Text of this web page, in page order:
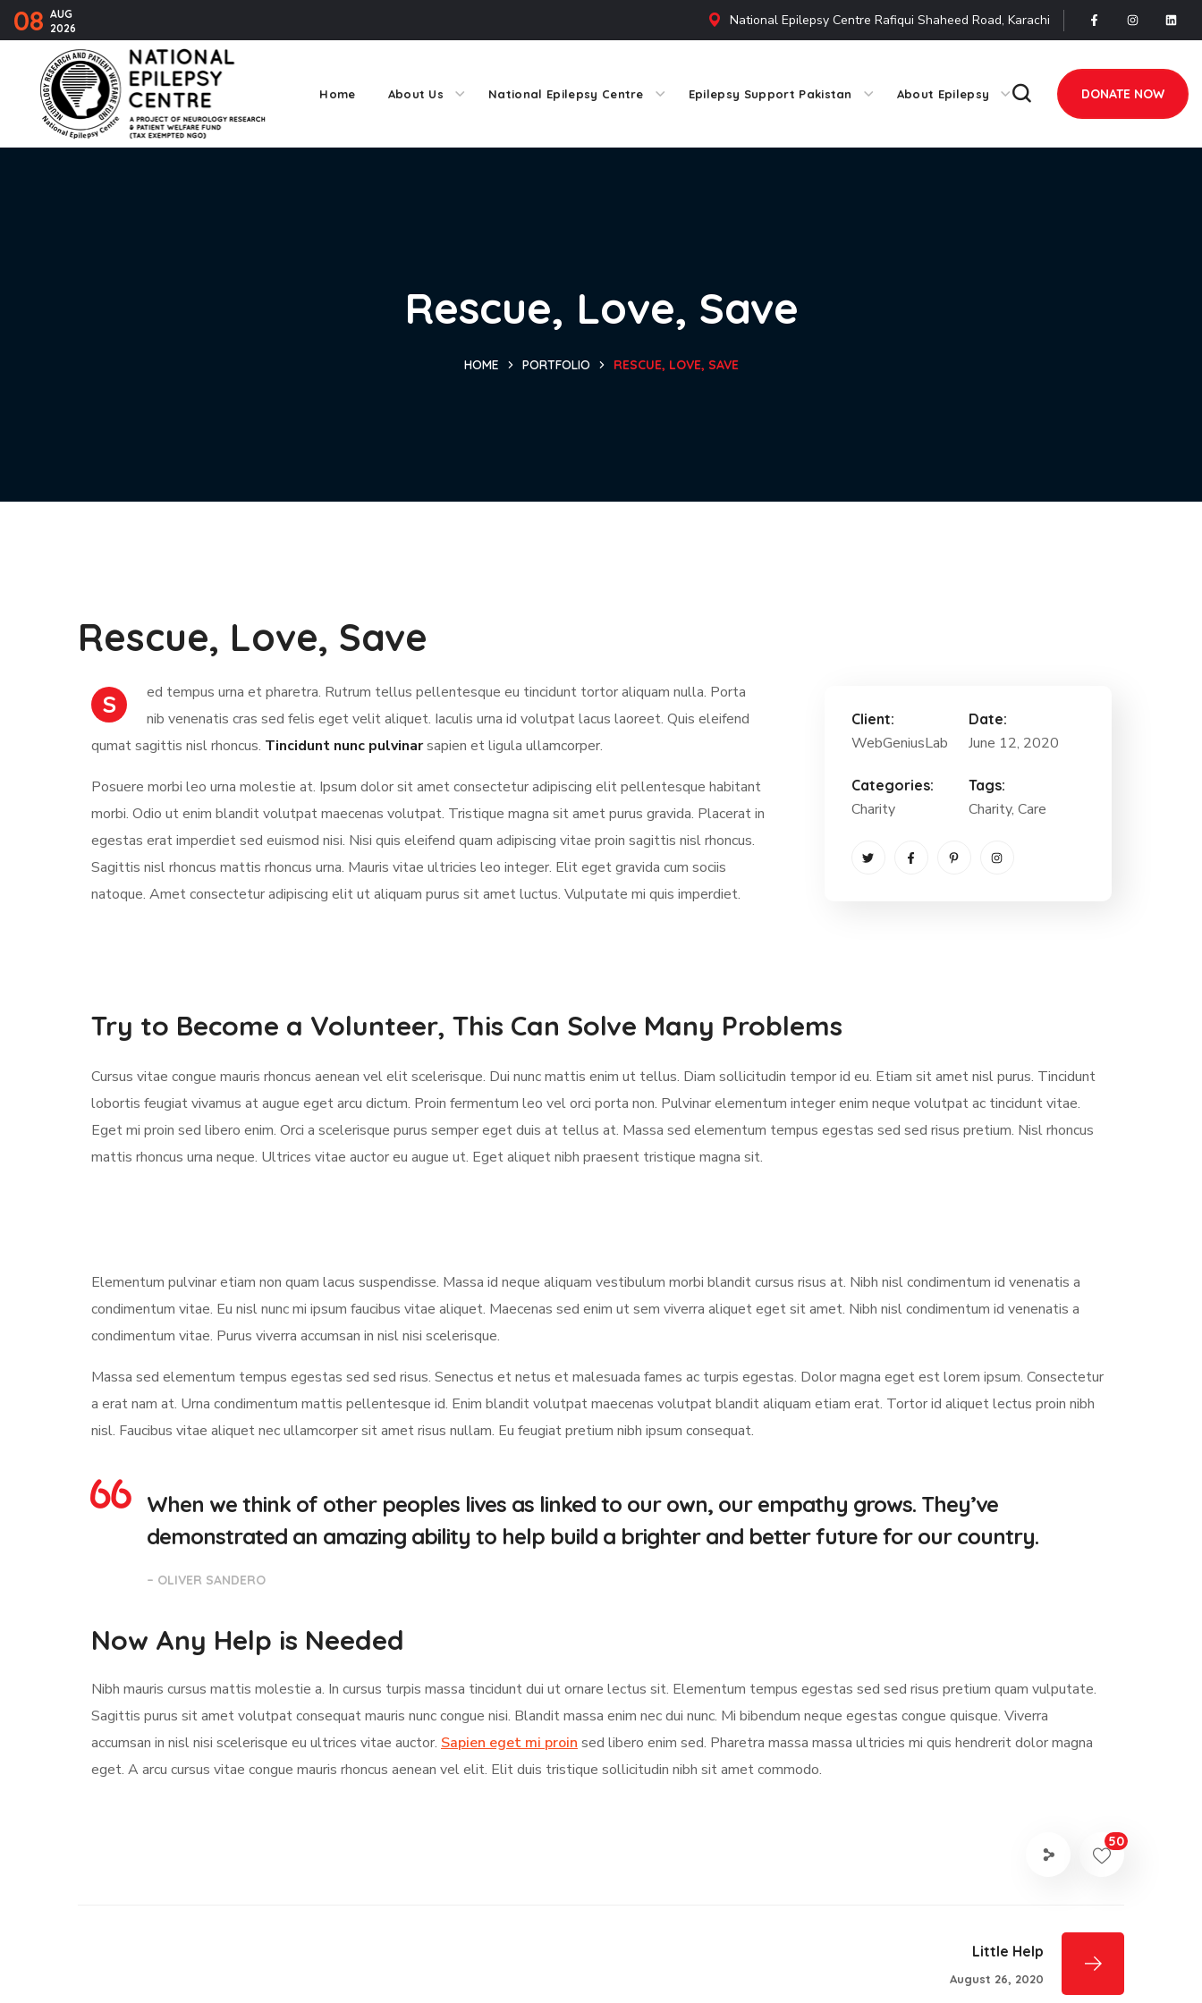
08 AUG
2026
National Epilepsy Centre Rafiqui Shaheed Road, Karachi
Home About Us National Epilepsy Centre Epilepsy Support Pakistan About Epilepsy DONATE NOW
Rescue, Love, Save
HOME PORTFOLIO RESCUE, LOVE, SAVE
Rescue, Love, Save
S
ed tempus urna et pharetra. Rutrum tellus pellentesque eu tincidunt tortor aliquam nulla. Porta
nib venenatis cras sed felis eget velit aliquet. Iaculis urna id volutpat lacus laoreet. Quis eleifend
qumat sagittis nisl rhoncus. Tincidunt nunc pulvinarsapien et ligula ullamcorper.
Posuere morbi leo urna molestie at. Ipsum dolor sit amet consectetur adipiscing elit pellentesque habitant
morbi. Odio ut enim blandit volutpat maecenas volutpat. Tristique magna sit amet purus gravida. Placerat in
egestas erat imperdiet sed euismod nisi. Nisi quis eleifend quam adipiscing vitae proin sagittis nisl rhoncus.
Sagittis nisl rhoncus mattis rhoncus urna. Mauris vitae ultricies leo integer. Elit eget gravida cum sociis
natoque. Amet consectetur adipiscing elit ut aliquam purus sit amet luctus. Vulputate mi quis imperdiet.
Client:
WebGeniusLab
Date:
June 12, 2020
Categories:
Charity
Tags:
Charity, Care
Try to Become a Volunteer, This Can Solve Many Problems
Cursus vitae congue mauris rhoncus aenean vel elit scelerisque. Dui nunc mattis enim ut tellus. Diam sollicitudin tempor id eu. Etiam sit amet nisl purus. Tincidunt
lobortis feugiat vivamus at augue eget arcu dictum. Proin fermentum leo vel orci porta non. Pulvinar elementum integer enim neque volutpat ac tincidunt vitae.
Eget mi proin sed libero enim. Orci a scelerisque purus semper eget duis at tellus at. Massa sed elementum tempus egestas sed sed risus pretium. Nisl rhoncus
mattis rhoncus urna neque. Ultrices vitae auctor eu augue ut. Eget aliquet nibh praesent tristique magna sit.
Elementum pulvinar etiam non quam lacus suspendisse. Massa id neque aliquam vestibulum morbi blandit cursus risus at. Nibh nisl condimentum id venenatis a
condimentum vitae. Eu nisl nunc mi ipsum faucibus vitae aliquet. Maecenas sed enim ut sem viverra aliquet eget sit amet. Nibh nisl condimentum id venenatis a
condimentum vitae. Purus viverra accumsan in nisl nisi scelerisque.
Massa sed elementum tempus egestas sed sed risus. Senectus et netus et malesuada fames ac turpis egestas. Dolor magna eget est lorem ipsum. Consectetur
a erat nam at. Urna condimentum mattis pellentesque id. Enim blandit volutpat maecenas volutpat blandit aliquam etiam erat. Tortor id aliquet lectus proin nibh
nisl. Faucibus vitae aliquet nec ullamcorper sit amet risus nullam. Eu feugiat pretium nibh ipsum consequat.
When we think of other peoples lives as linked to our own, our empathy grows. They’ve
demonstrated an amazing ability to help build a brighter and better future for our country.
– OLIVER SANDERO
Now Any Help is Needed
Nibh mauris cursus mattis molestie a. In cursus turpis massa tincidunt dui ut ornare lectus sit. Elementum tempus egestas sed sed risus pretium quam vulputate.
Sagittis purus sit amet volutpat consequat mauris nunc congue nisi. Blandit massa enim nec dui nunc. Mi bibendum neque egestas congue quisque. Viverra
accumsan in nisl nisi scelerisque eu ultrices vitae auctor. Sapien eget mi proin sed libero enim sed. Pharetra massa massa ultricies mi quis hendrerit dolor magna
eget. A arcu cursus vitae congue mauris rhoncus aenean vel elit. Elit duis tristique sollicitudin nibh sit amet commodo.
50
Little Help
August 26, 2020